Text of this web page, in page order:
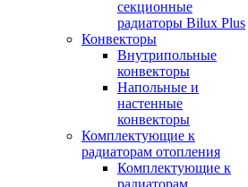
секционные
радиаторы Bilux Plus
Конвекторы
Внутрипольные
конвекторы
Напольные и
настенные
конвекторы
Комплектующие к
радиаторам отопления
Комплектующие к